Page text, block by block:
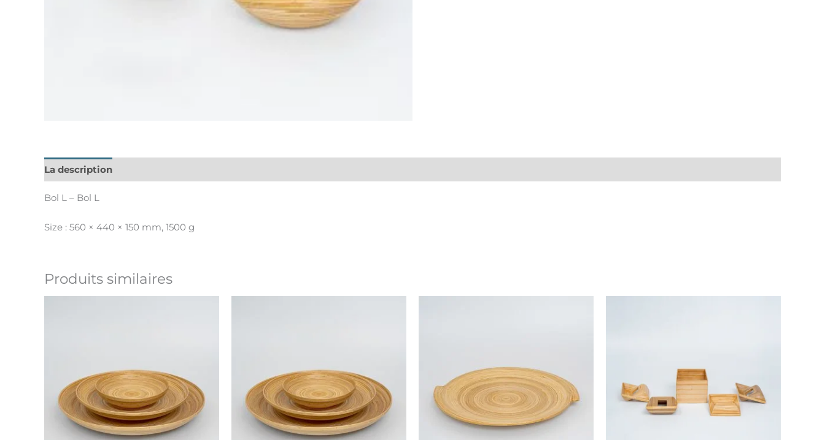
La description
Bol L – Bol L
Size : 560 × 440 × 150 mm, 1500 g
Produits similaires